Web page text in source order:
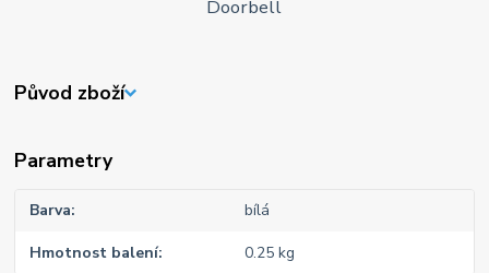
Původ zboží
Parametry
Barva bílá
Hmotnost balení 0.25 kg